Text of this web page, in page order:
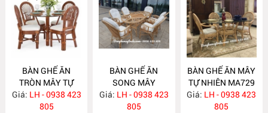
BÀN GHẾ ĂN
TRÒN MÂY TỰ
NHIÊN MA731
Giá: LH - 0938 423
805
BÀN GHẾ ĂN
SONG MÂY
MA730
Giá: LH - 0938 423
805
BÀN GHẾ ĂN MÂY
TỰ NHIÊN MA729
Giá: LH - 0938 423
805